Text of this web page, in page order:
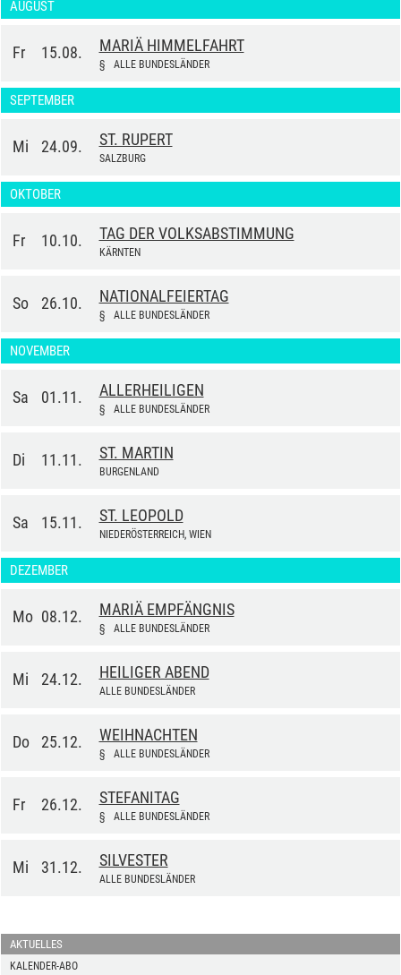
AUGUST
Fr 15.08. MARIÄ HIMMELFAHRT
§ ALLE BUNDESLÄNDER
SEPTEMBER
Mi 24.09. ST. RUPERT
SALZBURG
OKTOBER
Fr 10.10. TAG DER VOLKSABSTIMMUNG
KÄRNTEN
So 26.10. NATIONALFEIERTAG
§ ALLE BUNDESLÄNDER
NOVEMBER
Sa 01.11. ALLERHEILIGEN
§ ALLE BUNDESLÄNDER
Di 11.11. ST. MARTIN
BURGENLAND
Sa 15.11. ST. LEOPOLD
NIEDERÖSTERREICH, WIEN
DEZEMBER
Mo 08.12. MARIÄ EMPFÄNGNIS
§ ALLE BUNDESLÄNDER
Mi 24.12. HEILIGER ABEND
ALLE BUNDESLÄNDER
Do 25.12. WEIHNACHTEN
§ ALLE BUNDESLÄNDER
Fr 26.12. STEFANITAG
§ ALLE BUNDESLÄNDER
Mi 31.12. SILVESTER
ALLE BUNDESLÄNDER
AKTUELLES
KALENDER-ABO